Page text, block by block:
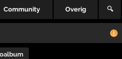
Community Overig 🔍